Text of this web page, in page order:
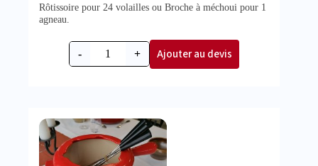
Rôtissoire pour 24 volailles ou Broche à méchoui pour 1
agneau.
- + Ajouter au devis